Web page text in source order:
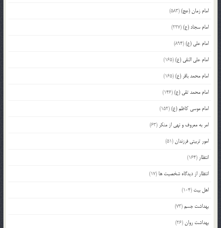
امام زمان (عج)(583)
امام سجاد (ع)(227)
امام علی (ع)(894)
امام علی النقی (ع)(165)
امام محمد باقر (ع)(165)
امام محمد تقی (ع)(146)
امام موسی کاظم (ع)(152)
امر به معروف و نهی از منکر (63)
امور تربیتی فرزندان(51)
انتظار (164)
انتظار از دیدگاه شخصیت ها (17)
اهل بیت (104)
بهداشت جسم(73)
بهداشت روان(26)